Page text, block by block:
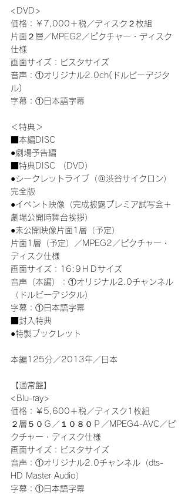
<DVD>
価格：￥7,000＋税／ディスク２枚組
片面２層／MPEG2／ピクチャー・ディスク
仕様
画面サイズ：ビスタサイズ
音声：①オリジナル2.0ch(ドルビーデジタ
ル)
字幕：①日本語字幕
＜特典＞
■本編DISC
●劇場予告編
■特典DISC （DVD）
●シークレットライブ（＠渋谷サイクロン）
完全版
●イベント映像（完成披露プレミア試写会＋
劇場公開時舞台挨拶）
●未公開映像片面1層（予定）
片面1層（予定）／MPEG2／ピクチャー・
ディスク仕様
画面サイズ：16:9ＨＤサイズ
音声（本編）：①オリジナル2.0チャンネル
（ドルビーデジタル）
字幕：①日本語字幕
■封入特典
●特製ブックレット
本編125分／2013年／日本
【通常盤】
<Blu-ray>
価格：￥5,600＋税／ディスク1枚組
２層５０Ｇ／１０８０Ｐ／MPEG4-AVC／ピ
クチャー・ディスク仕様
画面サイズ：ビスタサイズ
音声：①オリジナル2.0チャンネル（dts-
HD Master Audio）
字幕：①日本語字幕